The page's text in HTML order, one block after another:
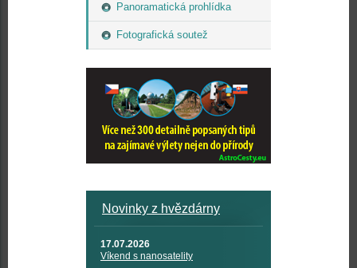
Panoramatická prohlídka
Fotografická soutež
Novinky z hvězdárny
17.07.2026
Víkend s nanosatelity